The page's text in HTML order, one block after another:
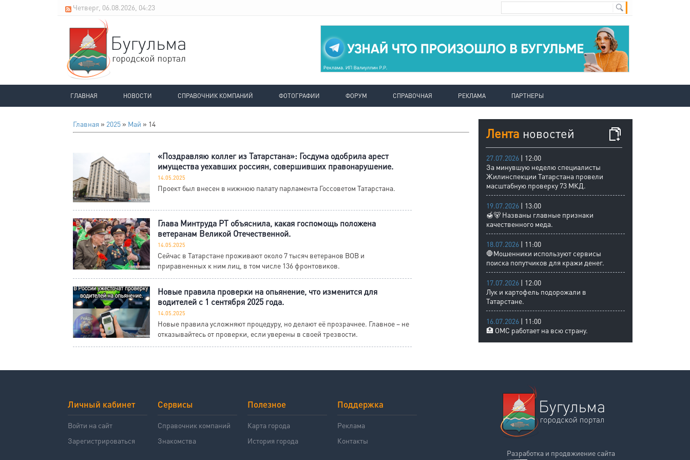
Четверг, 06.08.2026, 04:23
ГЛАВНАЯ НОВОСТИ СПРАВОЧНИК КОМПАНИЙ ФОТОГРАФИИ ФОРУМ СПРАВОЧНАЯ РЕКЛАМА ПАРТНЕРЫ
Главная » 2025 » Май » 14
«Поздравляю коллег из Татарстана»: Госдума одобрила арест
имущества уехавших россиян, совершивших правонарушение.
14.05.2025
Проект был внесен в нижнюю палату парламента Госсоветом Татарстана.
Глава Минтруда РТ объяснила, какая госпомощь положена
ветеранам Великой Отечественной.
14.05.2025
Сейчас в Татарстане проживают около 7 тысяч ветеранов ВОВ и
приравненных к ним лиц, в том числе 136 фронтовиков.
Новые правила проверки на опьянение, что изменится для
водителей с 1 сентября 2025 года.
14.05.2025
Новые правила усложняют процедуру, но делают её прозрачнее. Главное – не
отказывайтесь от проверки, если уверены в своей трезвости.
Лента новостей
27.07.2026 | 12:00
За минувшую неделю специалисты
Жилинспекции Татарстана провели
масштабную проверку 73 МКД.
19.07.2026 | 13:00
🍯🐻 Названы главные признаки
качественного меда.
18.07.2026 | 11:00
🛑Мошенники используют сервисы
поиска попутчиков для кражи денег.
17.07.2026 | 12:00
Лук и картофель подорожали в
Татарстане.
16.07.2026 | 11:00
🏥 ОМС работает на всю страну.
Личный кабинет
Войти на сайт
Зарегистрироваться
Сервисы
Справочник компаний
Знакомства
Полезное
Карта города
История города
Поддержка
Реклама
Контакты
Разработка и продвжиение сайта